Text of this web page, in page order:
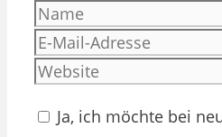
Name
Ja, ich möchte bei